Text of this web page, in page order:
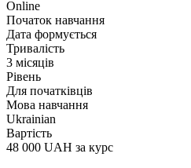
Online
Початок навчання
Дата формується
Тривалість
3 місяців
Рівень
Для початківців
Мова навчання
Ukrainian
Вартість
48 000 UAH за курс